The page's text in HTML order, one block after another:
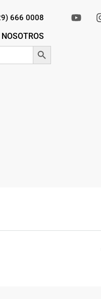
666 0008
NOSOTROS
Botón de búsqueda